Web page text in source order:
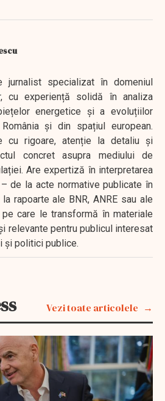
jurnalist specializat în domeniul
cu experiență solidă în analiza
energetice și a evoluțiilor
și din spațiul european.
cu rigoare, atenție la detaliu și
concret asupra mediului de
Are expertiză în interpretarea
de la acte normative publicate în
rapoarte ale BNR, ANRE sau ale
care le transformă în materiale
relevante pentru publicul interesat
și politici publice.
Vezi toate articolele